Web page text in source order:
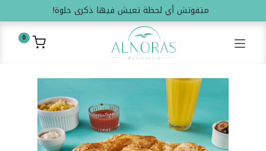
متفوتش أي لحظة تعيش فيها ذكرى حلوة!
0